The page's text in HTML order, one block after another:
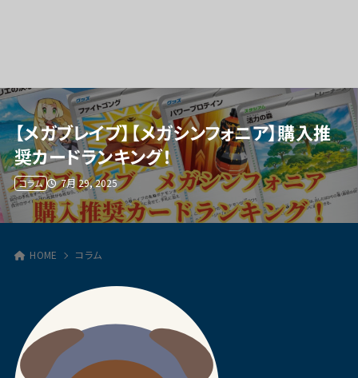
【メガブレイブ】【メガシンフォニア】購入推
奨カードランキング！
7月 29, 2025
コラム
HOME コラム